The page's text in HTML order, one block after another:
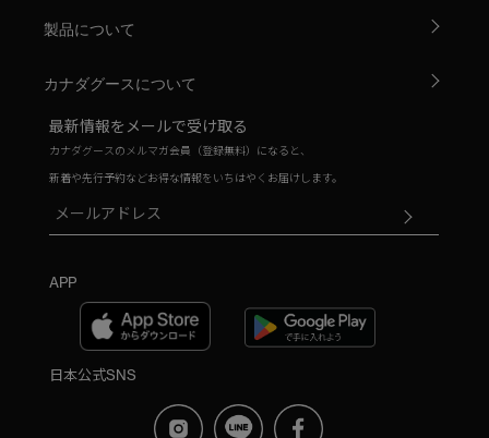
製品について
カナダグースについて
最新情報をメールで受け取る
カナダグースのメルマガ会員（登録無料）になると、
新着や先行予約などお得な情報をいちはやくお届けします。
APP
日本公式SNS